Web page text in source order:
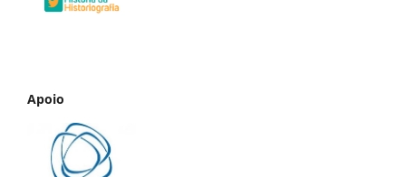
Apoio